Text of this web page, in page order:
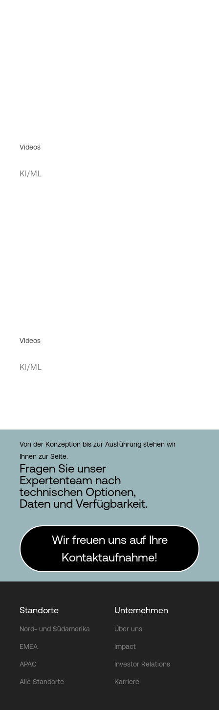
Videos
KI/ML
Videos
KI/ML
Von der Konzeption bis zur Ausführung stehen wir
Ihnen zur Seite.
Fragen Sie unser
Expertenteam nach
technischen Optionen,
Daten und Verfügbarkeit.
Wir freuen uns auf Ihre
Kontaktaufnahme!
Standorte
Nord- und Südamerika
EMEA
APAC
Alle Standorte
Unternehmen
Über uns
Impact
Investor Relations
Karriere